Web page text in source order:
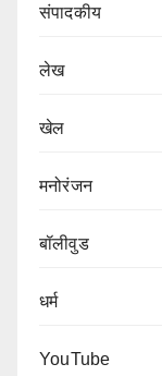
संपादकीय
लेख
खेल
मनोरंजन
बॉलीवुड
धर्म
YouTube